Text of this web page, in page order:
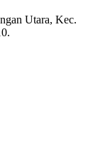
Utara, Kec.